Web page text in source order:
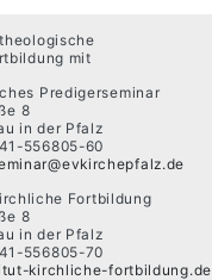
mit
Predigerseminar
8
in der Pfalz
556805-60
Fortbildung
8
in der Pfalz
556805-70
kirchliche-fortbildung.de